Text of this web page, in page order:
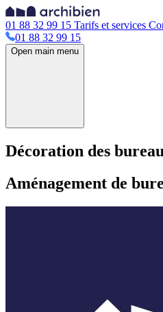
01 88 32 99 15 Tarifs et services
01 88 32 99 15
Open main menu
Décoration des
Aménagement de